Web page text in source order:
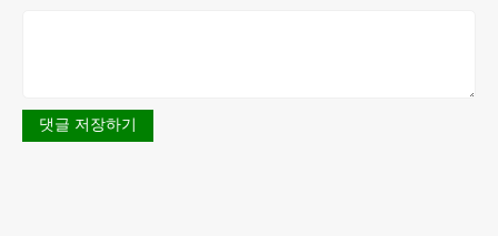
댓글 저장하기